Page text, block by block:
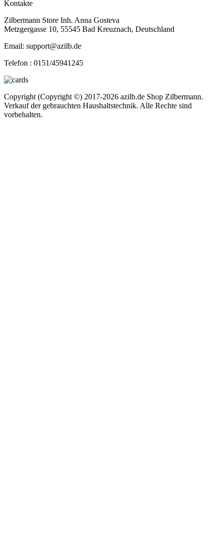
Kontakte
Zilbermann Store Inh. Anna Gosteva
Metzgergasse 10, 55545 Bad Kreuznach, Deutschland
Email: support@azilb.de
Telefon : 0151/45941245
Copyright (Copyright ©) 2017-2026 azilb.de Shop Zilbermann.
Verkauf der gebrauchten Haushaltstechnik. Alle Rechte sind
vorbehalten.